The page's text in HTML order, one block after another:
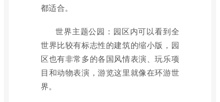
都适合。
世界主题公园：园区内可以看到全
世界比较有标志性的建筑的缩小版，园
区也有非常多的各国风情表演、玩乐项
目和动物表演，游览这里就像在环游世
界。